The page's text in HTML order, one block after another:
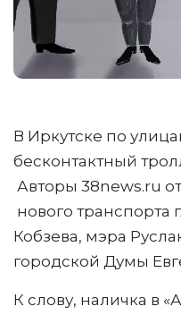
В Иркутске по
бесконтактный
Авторы 38news.ru
нового транспорта
Кобзева, мэра
городской Думы
К слову, наличка в